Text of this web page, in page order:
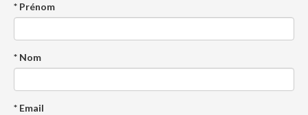
* Prénom
* Nom
* Email